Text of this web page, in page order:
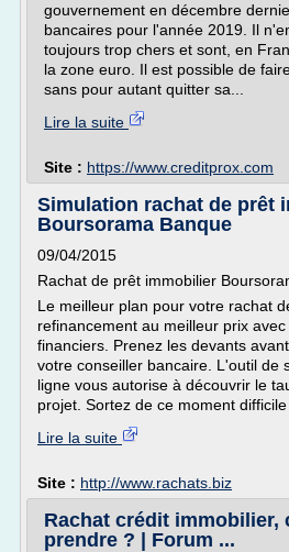
gouvernement en décembre
bancaires pour l'année 2019. Il
toujours trop chers et sont, en
la zone euro. Il est possible de
sans pour autant quitter sa...
Lire la suite
Site : https://www.creditprox.com
Simulation rachat de prêt
Boursorama Banque
09/04/2015
Rachat de prêt immobilier
Le meilleur plan pour votre rachat
refinancement au meilleur prix
financiers. Prenez les devants
votre conseiller bancaire. L'outil de
ligne vous autorise à découvrir le
projet. Sortez de ce moment difficile
Lire la suite
Site : http://www.rachats.biz
Rachat crédit immobilier,
prendre ? | Forum ...